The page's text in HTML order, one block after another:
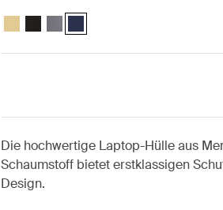
Case Logic Reflect 13" Laptop Sleeve
Case Logic Reflect 13" Laptop Sleeve
Case Logic Reflect 13" Laptop
Case Logic Reflect 13" Laptop
Die hochwertige Laptop-Hülle aus
Schaumstoff bietet erstklassigen
Design.